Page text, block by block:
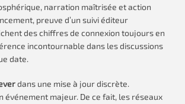
narration maîtrisée et action
preuve d’un suivi éditeur
des chiffres de connexion toujours en
incontournable dans les discussions
date.
dans une mise à jour discrète.
majeur. De ce fait, les réseaux